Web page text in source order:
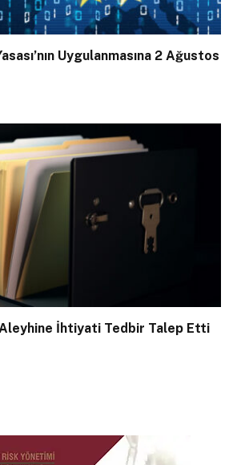
Uygulanmasına 2 Ağustos
İhtiyati Tedbir Talep Etti